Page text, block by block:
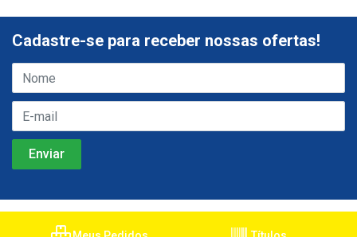
Cadastre-se para receber nossas ofertas!